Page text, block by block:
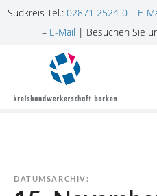
Südkreis Tel.: 02871 2524-0 – E-
– E-Mail | Besuchen Sie
DATUMSARCHIV: